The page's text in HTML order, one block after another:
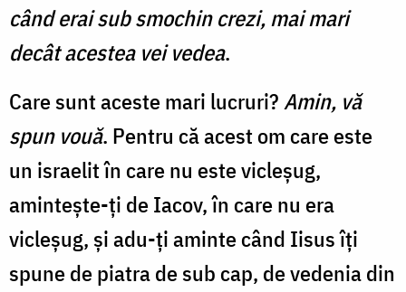
când erai sub smochin crezi, mai mari
decât acestea vei vedea.
Care sunt aceste mari lucruri?Amin, vă
spun vouă. Pentru că acest om care este
un israelit în care nu este vicleşug,
aminteşte-ţi de Iacov, în care nu era
vicleşug, şi adu-ţi aminte când Iisus îţi
spune de piatra de sub cap, de vedenia din